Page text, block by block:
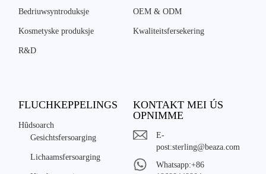
Bedriuwsyntroduksje
Kosmetyske produksje
R&D
OEM & ODM
Kwaliteitsfersekering
FLUCHKEPPELINGS
Hûdsoarch
Gesichtsfersoarging
Lichaamsfersoarging
KONTAKT MEI ÚS
OPNIMME
E-
post:sterling@beaza.com
Whatsapp:+86